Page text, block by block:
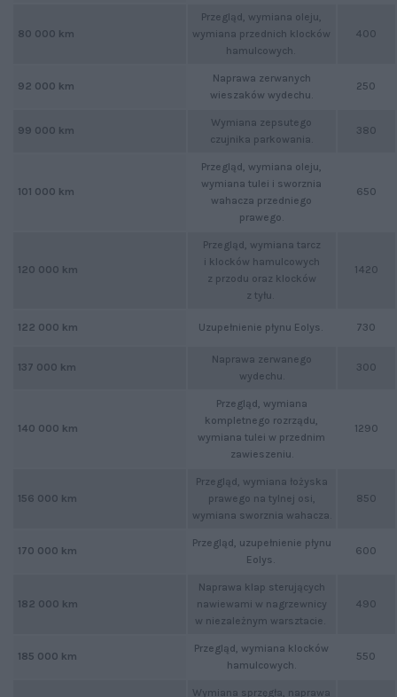
Przegląd, wymiana oleju,
wymiana przednich klocków
hamulcowych.
400
Naprawa zerwanych
wieszaków wydechu.
250
Wymiana zepsutego
czujnika parkowania.
380
Przegląd, wymiana oleju,
wymiana tulei i sworznia
wahacza przedniego
prawego.
650
Przegląd, wymiana tarcz
i klocków hamulcowych
z przodu oraz klocków
z tyłu.
1420
Uzupełnienie płynu Eolys. 730
Naprawa zerwanego
wydechu.
300
Przegląd, wymiana
kompletnego rozrządu,
wymiana tulei w przednim
zawieszeniu.
1290
Przegląd, wymiana łożyska
prawego na tylnej osi,
wymiana sworznia wahacza.
850
Przegląd, uzupełnienie płynu
Eolys.
600
Naprawa klap sterujących
nawiewami w nagrzewnicy
w niezależnym warsztacie.
490
Przegląd, wymiana klocków
hamulcowych.
550
Wymiana sprzęgła, naprawa
80 000 km
92 000 km
99 000 km
101 000 km
120 000 km
122 000 km
137 000 km
140 000 km
156 000 km
170 000 km
182 000 km
185 000 km